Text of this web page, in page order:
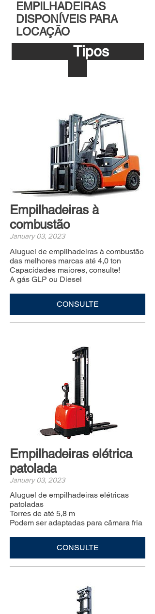
EMPILHADEIRAS
DISPONÍVEIS PARA
LOCAÇÃO
Tipos
Empilhadeiras à
combustão
January 03, 2023
Aluguel de empilhadeiras à combustão
das melhores marcas até 4,0 ton
Capacidades maiores, consulte!
A gás GLP ou Diesel
CONSULTE
Empilhadeiras elétrica
patolada
January 03, 2023
Aluguel de empilhadeiras elétricas
patoladas
Torres de até 5,8 m
Podem ser adaptadas para câmara fria
CONSULTE